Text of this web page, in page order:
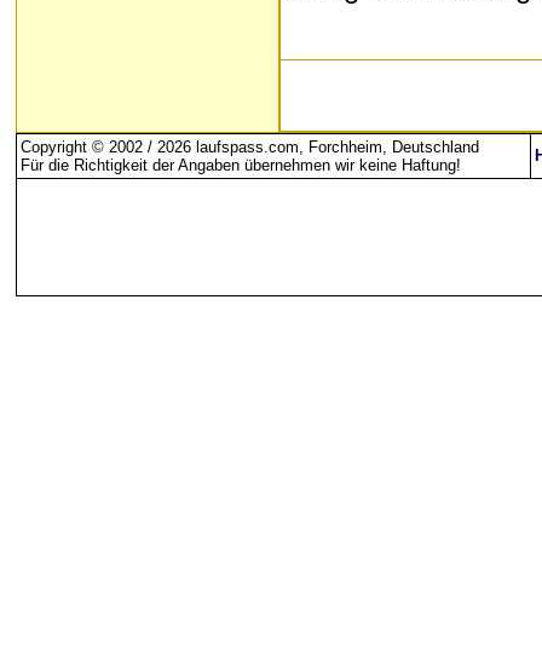
Copyright © 2002 / 2026 laufspass.com, Forchheim, Deutschland
Für die Richtigkeit der Angaben übernehmen wir keine Haftung!